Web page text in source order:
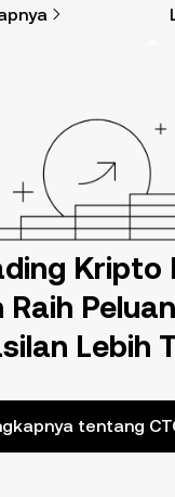
atau di sini di
Kripto
Raih
Lebih
tentang